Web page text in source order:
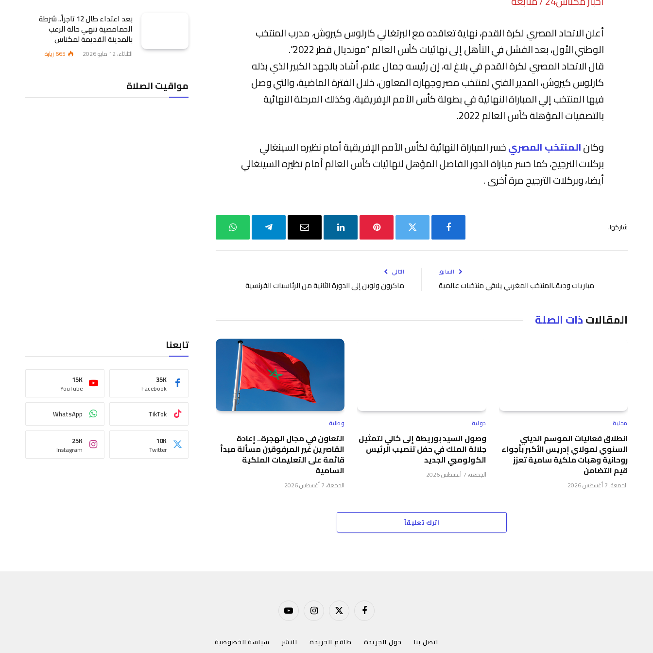
أعلن الاتحاد المصري لكرة القدم، نهاية تعاقده مع البرتغالي كارلوس كيروش، مدرب المنتخب
الوطني الأول، بعد الفشل في التأهل إلى نهائيات كأس العالم “مونديال قطر 2022”.
قال الاتحاد المصري لكرة القدم في بلاغ له، إن رئيسه جمال علام، أشاد بالجهد الكبير الذي بذله
كارلوس كيروش، المدير الفني لمنتخب مصر وجهازه المعاون، خلال الفترة الماضية، والتي وصل
فيها المنتخب إلي المباراة النهائية في بطولة كأس الأمم الإفريقية، وكذلك المرحلة النهائية
بالتصفيات المؤهلة كأس العالم 2022.
وكانالمنتخب المصريخسر المباراة النهائية لكأس الأمم الإفريقية أمام نظيره السينغالي
بركلات النرجيح، كما خسر مباراة الدور الفاصل المؤهل لنهائيات كأس العالم أمام نظيره السينغالي
أيضا، وبركلات الترجيح مرة أخرى .
شاركها.
البريد
واتساب
السابق
مباريات ودية..المنتخب المغربي يلاقي منتخبات عالمية
التالي
ماكرون ولوبن إلى الدورة الثانية من الرئاسيات الفرنسية
المقالاتذات الصلة
محلية
انطلاق فعاليات الموسم الديني
السنوي لمولاي إدريس الأكبر بأجواء
روحانية وهبات ملكية سامية تعزز
قيم التضامن
الجمعة، 7 أغسطس 2026
دولية
وصول السيد بوريطة إلى كالي لتمثيل
جلالة الملك في حفل تنصيب الرئيس
الكولومبي الجديد
الجمعة، 7 أغسطس 2026
وطنية
التعاون في مجال الهجرة.. إعادة
القاصرين غير المرفوقين مسألة مبدأ
قائمة على التعليمات الملكية
السامية
الجمعة، 7 أغسطس 2026
اترك تعليقاً
بعد اعتداء طال 12 تاجراً.. شرطة
الحمامصية تنهي حالة الرعب
بالمدينة القديمة لمكناس
الثلاثاء، 12 مايو 2026 665 زيارة
مواقيت الصلاة
تابعنا
Facebook
35K
YouTube
15K
TikTok
WhatsApp
Twitter
10K
Instagram
25K
فيسبوك X الانستغراميوتيوب
اتصل بنا حول الجريدة طاقم الجريدة للنشر سياسة الخصوصية